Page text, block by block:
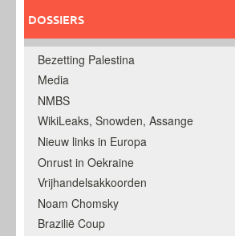
DOSSIERS
Bezetting Palestina
Media
NMBS
WikiLeaks, Snowden, Assange
Nieuw links in Europa
Onrust in Oekraine
Vrijhandelsakkoorden
Noam Chomsky
Brazilië Coup